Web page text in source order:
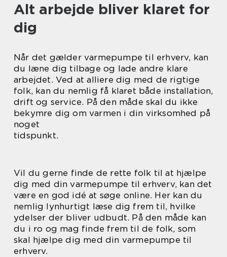
Alt arbejde bliver klaret for
dig
Når det gælder varmepumpe til erhverv, kan
du læne dig tilbage og lade andre klare
arbejdet. Ved at alliere dig med de rigtige
folk, kan du nemlig få klaret både installation,
drift og service. På den måde skal du ikke
bekymre dig om varmen i din virksomhed på
noget
tidspunkt.
Vil du gerne finde de rette folk til at hjælpe
dig med din varmepumpe til erhverv, kan det
være en god idé at søge online. Her kan du
nemlig lynhurtigt læse dig frem til, hvilke
ydelser der bliver udbudt. På den måde kan
du i ro og mag finde frem til de folk, som
skal hjælpe dig med din varmepumpe til
erhverv.